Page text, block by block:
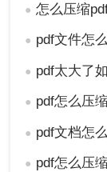
● 怎么压缩pdf
● pdf文件怎
● pdf太大了
● pdf怎么压
● pdf文档怎
● pdf怎么压缩